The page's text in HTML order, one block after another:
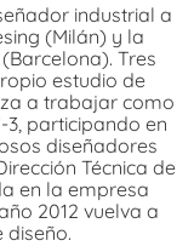
industrial a
(Milán) y la
Tres
estudio de
a trabajar como
3, participando en
diseñadores
Técnica de
en la empresa
2012 vuelva a
diseño.